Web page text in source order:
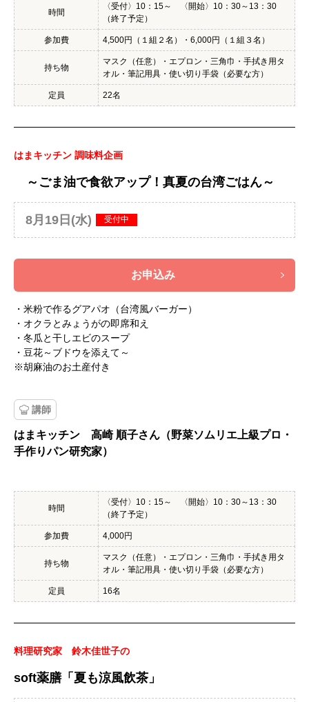
時間
〈受付〉10：15～ 〈開始〉10：30～13：30
（終了予定）
参加費 4,500円（１組２名）・6,000円（１組３名）
持ち物
マスク（任意）・エプロン・三角巾・手拭き用タ
オル・筆記用具・使い切り手袋（必要な方）
定員 22名
はまキッチン 調味料企画
～ごま油で食欲アップ！真夏の台湾ごはん～
8月19日(水) 受付中
お申込み
・米粉で作るグアパオ（台湾風バーガー）
・オクラとみょうがの即席和え
・冬瓜と干しエビのスープ
・豆花～ブドウを添えて～
※胡麻油のお土産付き
講師
はまキッチン 高崎 順子さん（野菜ソムリエ上級プロ・
手作りパン研究家）
時間
〈受付〉10：15～ 〈開始〉10：30～13：30
（終了予定）
参加費 4,000円
持ち物
マスク（任意）・エプロン・三角巾・手拭き用タ
オル・筆記用具・使い切り手袋（必要な方）
定員 16名
料理研究家 鈴木佳世子の
soft薬膳「夏も涼風飲茶」